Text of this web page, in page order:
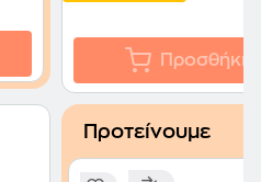
Προσθήκη
Προτείνουμε